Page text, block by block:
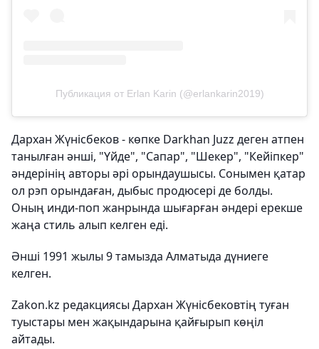
Публикация от Erlan Karin (@erlankarin2019)
Дархан Жүнісбеков - көпке Darkhan Juzz деген атпен
танылған әнші, "Үйде", "Сапар", "Шекер", "Кейіпкер"
әндерінің авторы әрі орындаушысы. Сонымен қатар
ол рэп орындаған, дыбыс продюсері де болды.
Оның инди-поп жанрында шығарған әндері ерекше
жаңа стиль алып келген еді.
Әнші 1991 жылы 9 тамызда Алматыда дүниеге
келген.
Zakon.kz редакциясы Дархан Жүнісбековтің туған
туыстары мен жақындарына қайғырып көңіл
айтады.